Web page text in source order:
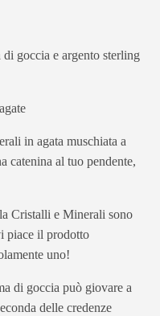
di goccia e argento sterling
in agata muschiata a
catenina al tuo pendente,
Cristalli e Minerali sono
piace il prodotto
uno!
di goccia può giovare a
delle credenze